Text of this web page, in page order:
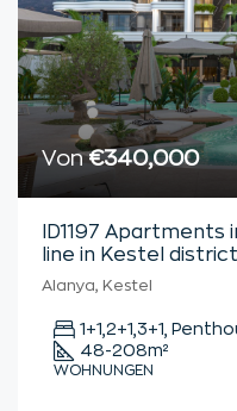
Von€340,000
ID1197
line in Kestel district
Alanya, Kestel
1+1,2+1,3+1,
48-208m²
WOHNUNGEN